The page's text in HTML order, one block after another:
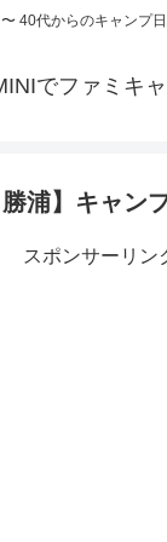
〜 40代からのキャンプ
でファミキャ
勝浦】キャン
スポンサーリン